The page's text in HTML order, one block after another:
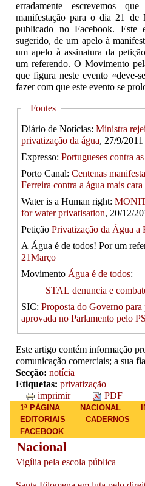
erradamente escrevemos
manifestação para o dia 21 de
publicado no Facebook.
sugerido, de um apelo à
um apelo à assinatura da
um referendo. O Movimento
que figura neste evento «deve-
fazer com que este evento se
Hide
Fontes
Diário de Notícias:Ministra
privatização da água, 27/9/2011
Expresso:Portugueses contra
Porto Canal:Centenas
Ferreira contra a água mais
Water is a Human right:
for water privatisation, 20/12/
PetiçãoPrivatização da Água a
A Água é de todos! Por um
21Março
Movimento Água é de todos:
STAL denuncia e
SIC:Proposta do Governo para
aprovada no Parlamento pelo
Este artigo contém informação
comunicação comerciais; a sua
Secção: notícia
Etiquetas: privatização
imprimir
PDF
Main menu
1ª PÁGINA NACIONAL
EDITORIAIS
CADERNOS
FACEBOOK
Nacional
Vigília pela escola pública